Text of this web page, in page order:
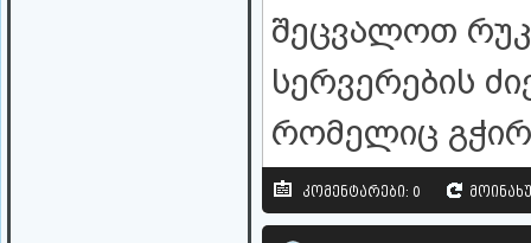
შეცვალოთ
სერვერების
რომელიც
კომენტარები: 0